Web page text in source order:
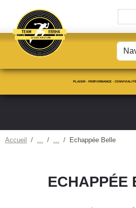
PLAISIR - PERFORMANCE -
Accueil Echappée Belle
ECHAPPÉE